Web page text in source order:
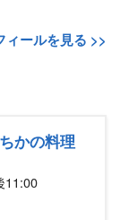
ールを見る >>
かの料理
11:00